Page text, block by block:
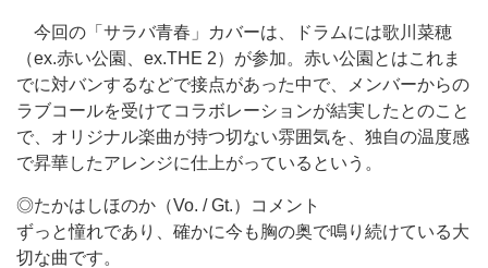
今回の「サラバ青春」カバーは、ドラムには歌川菜穂
（ex.赤い公園、ex.THE 2）が参加。赤い公園とはこれま
でに対バンするなどで接点があった中で、メンバーからの
ラブコールを受けてコラボレーションが結実したとのこと
で、オリジナル楽曲が持つ切ない雰囲気を、独自の温度感
で昇華したアレンジに仕上がっているという。
◎たかはしほのか（Vo. / Gt.）コメント
ずっと憧れであり、確かに今も胸の奥で鳴り続けている大
切な曲です。